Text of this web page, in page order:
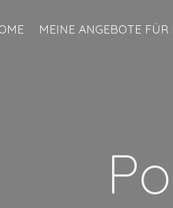
MEINE ANGEBOTE FÜR